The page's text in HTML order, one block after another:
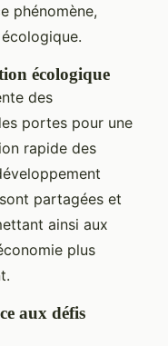
phénomène,
écologique
des
portes pour une
rapide des
partagées et
ainsi aux
plus
aux défis